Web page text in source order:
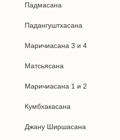
Падмасана
Падангуштхасана
Маричиасана 3 и 4
Матсьясана
Маричиасана 1 и 2
Кумбхакасана
Джану Ширшасана